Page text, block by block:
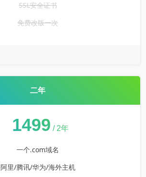
SSL安全证书
免费改版一次
二年
1499 / 2年
一个.com域名
阿里/腾讯/华为/海外主机